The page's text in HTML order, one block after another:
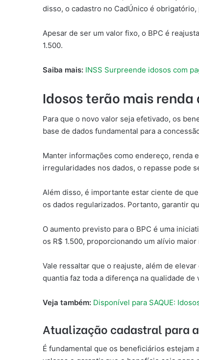
disso, o cadastro no CadÚnico é
Apesar de ser um valor fixo, o BPC é
1.500.
Saiba mais: INSS Surpreende idosos com
Idosos terão mais
Para que o novo valor seja efetivado, os
base de dados fundamental para a
Manter informações como endereço, renda
irregularidades nos dados, o repasse pode
Além disso, é importante estar ciente de
os dados regularizados. Portanto, garantir
O aumento previsto para o BPC é uma
os R$ 1.500, proporcionando um alívio
Vale ressaltar que o reajuste, além de
quantia faz toda a diferença na qualidade
Veja também: Disponível para SAQUE:
Atualização cadastral para
É fundamental que os beneficiários estejam